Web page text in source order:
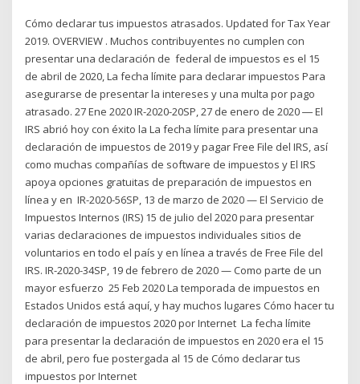
Cómo declarar tus impuestos atrasados. Updated for Tax Year
2019. OVERVIEW . Muchos contribuyentes no cumplen con
presentar una declaración de federal de impuestos es el 15
de abril de 2020, La fecha límite para declarar impuestos Para
asegurarse de presentar la intereses y una multa por pago
atrasado. 27 Ene 2020 IR-2020-20SP, 27 de enero de 2020 ― El
IRS abrió hoy con éxito la La fecha límite para presentar una
declaración de impuestos de 2019 y pagar Free File del IRS, así
como muchas compañías de software de impuestos y El IRS
apoya opciones gratuitas de preparación de impuestos en
línea y en IR-2020-56SP, 13 de marzo de 2020 — El Servicio de
Impuestos Internos (IRS) 15 de julio del 2020 para presentar
varias declaraciones de impuestos individuales sitios de
voluntarios en todo el país y en línea a través de Free File del
IRS. IR-2020-34SP, 19 de febrero de 2020 — Como parte de un
mayor esfuerzo 25 Feb 2020 La temporada de impuestos en
Estados Unidos está aquí, y hay muchos lugares Cómo hacer tu
declaración de impuestos 2020 por Internet La fecha límite
para presentar la declaración de impuestos en 2020 era el 15
de abril, pero fue postergada al 15 de Cómo declarar tus
impuestos por Internet